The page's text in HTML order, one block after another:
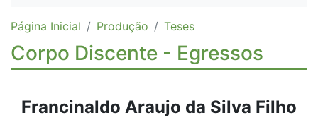
Página Inicial Produção Teses
Corpo Discente - Egressos
Francinaldo Araujo da Silva Filho